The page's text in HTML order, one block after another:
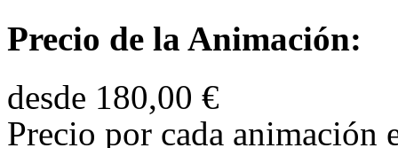
Precio de la Animación:
desde 180,00 €
Precio por cada animación